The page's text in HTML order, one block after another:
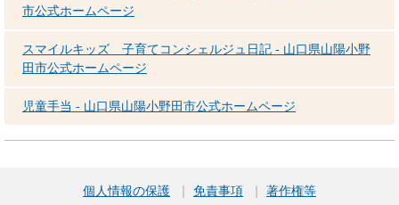
市公式ホームページ
スマイルキッズ 子育てコンシェルジュ日記 - 山口県山陽小野
田市公式ホームページ
児童手当 - 山口県山陽小野田市公式ホームページ
個人情報の保護 免責事項 著作権等